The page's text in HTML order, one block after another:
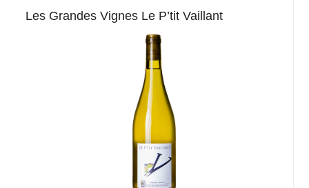
Les Grandes Vignes Le P’tit Vaillant